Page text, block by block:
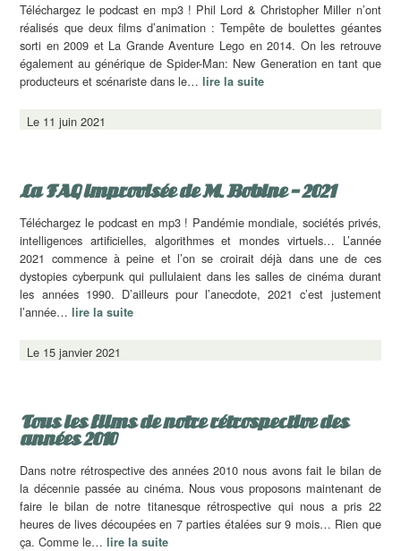
Téléchargez le podcast en mp3 ! Phil Lord & Christopher Miller n’ont
réalisés que deux films d’animation : Tempête de boulettes géantes
sorti en 2009 et La Grande Aventure Lego en 2014. On les retrouve
également au générique de Spider-Man: New Generation en tant que
producteurs et scénariste dans le…lire la suite
Le 11 juin 2021
La FAQ improvisée de M. Bobine – 2021
Téléchargez le podcast en mp3 ! Pandémie mondiale, sociétés privés,
intelligences artificielles, algorithmes et mondes virtuels… L’année
2021 commence à peine et l’on se croirait déjà dans une de ces
dystopies cyberpunk qui pullulaient dans les salles de cinéma durant
les années 1990. D’ailleurs pour l’anecdote, 2021 c’est justement
l’année…lire la suite
Le 15 janvier 2021
Tous les films de notre rétrospective des
années 2010
Dans notre rétrospective des années 2010 nous avons fait le bilan de
la décennie passée au cinéma. Nous vous proposons maintenant de
faire le bilan de notre titanesque rétrospective qui nous a pris 22
heures de lives découpées en 7 parties étalées sur 9 mois… Rien que
ça. Comme le…lire la suite